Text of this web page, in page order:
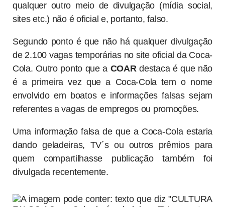
qualquer outro meio de divulgação (mídia social,
sites etc.) não é oficial e, portanto, falso.
Segundo ponto é que não há qualquer divulgação
de 2.100 vagas temporárias no site oficial da Coca-
Cola. Outro ponto que a COARdestaca é que não
é a primeira vez que a Coca-Cola tem o nome
envolvido em boatos e informações falsas sejam
referentes a vagas de empregos ou promoções.
Uma informação falsa de que a Coca-Cola estaria
dando geladeiras, TV´s ou outros prêmios para
quem compartilhasse publicação também foi
divulgada recentemente.